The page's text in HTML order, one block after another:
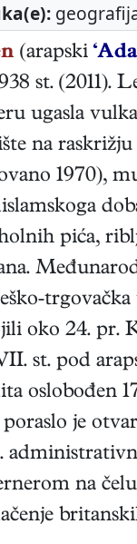
(arapski
st. (2011).
ugasla
na
1970),
pića,
oko 24. pr.
st. pod
oslobođen
je
na